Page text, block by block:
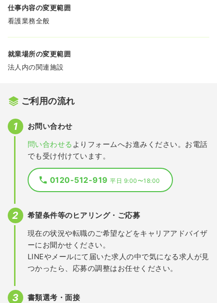
仕事内容の変更範囲
看護業務全般
就業場所の変更範囲
法人内の関連施設
ご利用の流れ
お問い合わせ
問い合わせる よりフォームへお進みください。お電話
でも受け付けています。
0120-512-919平日 9:00〜18:00
希望条件等のヒアリング・ご応募
現在の状況や転職のご希望などをキャリアアドバイザ
ーにお聞かせください。
LINEやメールにて届いた求人の中で気になる求人が見
つかったら、応募の調整はお任せください。
書類選考・面接